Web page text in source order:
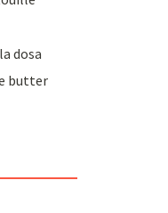
dosa
butter